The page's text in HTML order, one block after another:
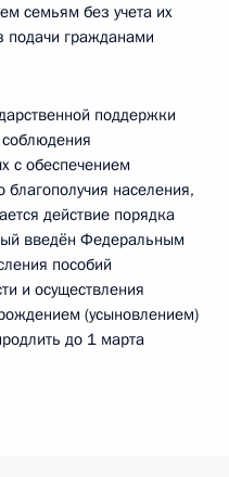
семьям без учета их
подачи гражданами
поддержки
с обеспечением
благополучия населения,
действие порядка
введён Федеральным
пособий
и осуществления
(усыновлением)
до 1 марта